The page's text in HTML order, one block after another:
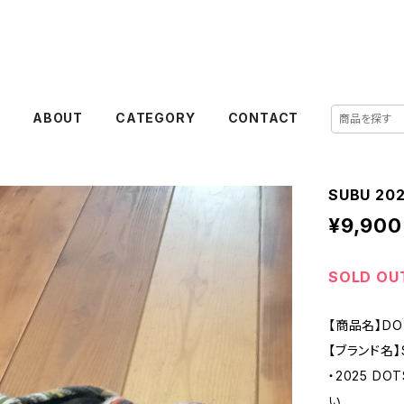
ABOUT CATEGORY CONTACT
SUBU
¥9,900
SOLD
【商品名】
【ブランド名
・2025
い